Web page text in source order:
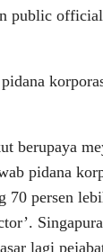
public
berupaya
pidana
persen
lagi